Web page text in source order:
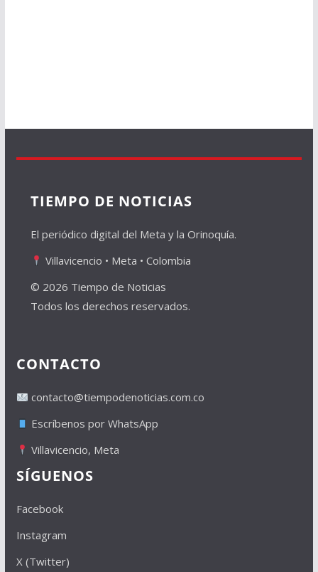
TIEMPO DE NOTICIAS
El periódico digital del Meta y la Orinoquía.
Villavicencio • Meta • Colombia
© 2026 Tiempo de Noticias
Todos los derechos reservados.
CONTACTO
contacto@tiempodenoticias.com.co
Escríbenos por WhatsApp
Villavicencio, Meta
SÍGUENOS
Facebook
Instagram
X (Twitter)